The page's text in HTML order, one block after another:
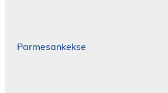
Parmesankekse